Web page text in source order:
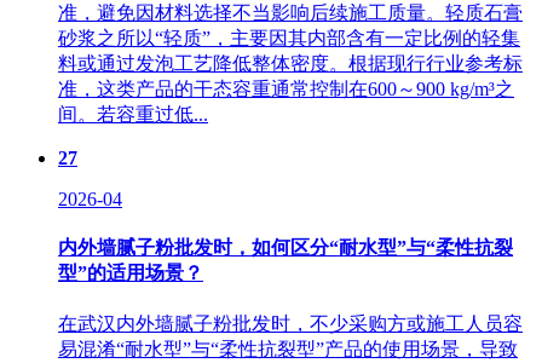
准，避免因材料选择不当影响后续施工质量。轻质石膏
砂浆之所以“轻质”，主要因其内部含有一定比例的轻集
料或通过发泡工艺降低整体密度。根据现行行业参考标
准，这类产品的干态容重通常控制在600～900 kg/m³之
间。若容重过低...
27
2026-04
内外墙腻子粉批发时，如何区分“耐水型”与“柔性抗裂
型”的适用场景？
在武汉内外墙腻子粉批发时，不少采购方或施工人员容
易混淆“耐水型”与“柔性抗裂型”产品的使用场景，导致